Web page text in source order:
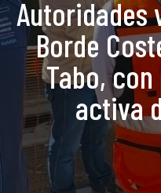
Autoridades
Borde
Tabo,
activa